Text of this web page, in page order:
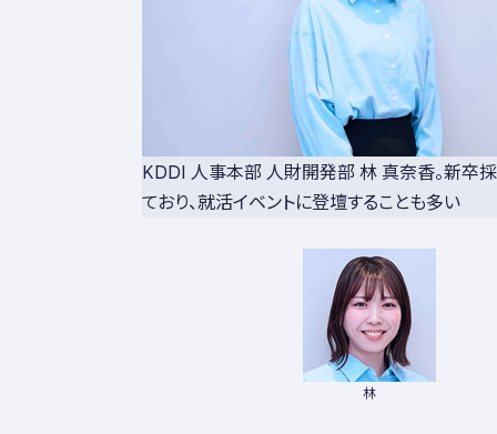
KDDI 人事本部 人財開発部 林 真奈香。新卒
ており、就活イベントに登壇することも多い
林